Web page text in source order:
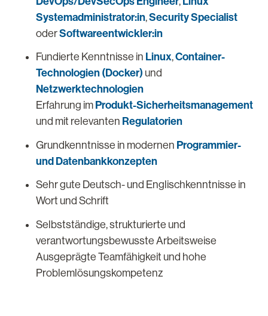
Systemadministrator:in,Security Specialist
oderSoftwareentwickler:in
Fundierte Kenntnisse in Linux,Container-
Technologien (Docker) und
Netzwerktechnologien
Erfahrung im Produkt-Sicherheitsmanagement
und mit relevanten Regulatorien
Grundkenntnisse in modernen Programmier-
und Datenbankkonzepten
Sehr gute Deutsch- und Englischkenntnisse in
Wort und Schrift
Selbstständige, strukturierte und
verantwortungsbewusste Arbeitsweise
Ausgeprägte Teamfähigkeit und hohe
Problemlösungskompetenz